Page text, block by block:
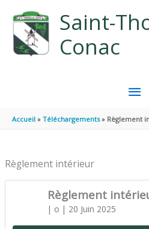
Saint-
Conac
Accueil Téléchargements Règlement
Règlement intérieur
Règlement
| o | 20 Juin 2025